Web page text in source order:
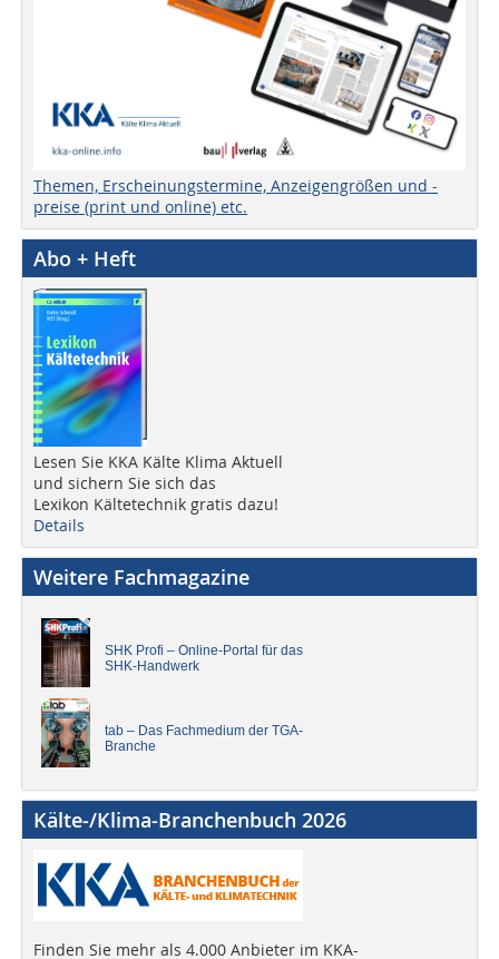
Themen, Erscheinungstermine, Anzeigengrößen und -
preise (print und online) etc.
Abo + Heft
Lesen Sie KKA Kälte Klima Aktuell
und sichern Sie sich das
Lexikon Kältetechnik gratis dazu!
Details
Weitere Fachmagazine
SHK Profi – Online-Portal für das
SHK-Handwerk
tab – Das Fachmedium der TGA-
Branche
Kälte-/Klima-Branchenbuch 2026
Finden Sie mehr als 4.000 Anbieter im KKA-